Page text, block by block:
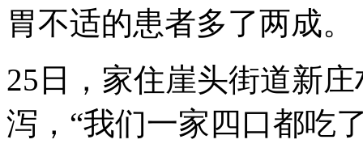
胃不适的患者多了两成。
25日，家住崖头街道新
泻，“我们一家四口都吃